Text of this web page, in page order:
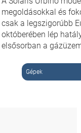
megoldásokkal és
csak a legszigorúbb
októberében lép
elsősorban a
Gépek